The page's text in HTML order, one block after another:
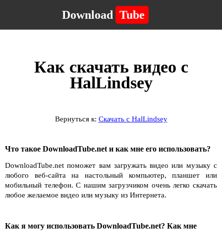
Download Tube
Как скачать видео с
HalLindsey
Вернуться к: Скачать с HalLindsey
Что такое DownloadTube.net и как мне его использовать?
DownloadTube.net поможет вам загружать видео или музыку с
любого веб-сайта на настольный компьютер, планшет или
мобильный телефон. С нашим загрузчиком очень легко скачать
любое желаемое видео или музыку из Интернета.
Как я могу использовать DownloadTube.net? Как мне